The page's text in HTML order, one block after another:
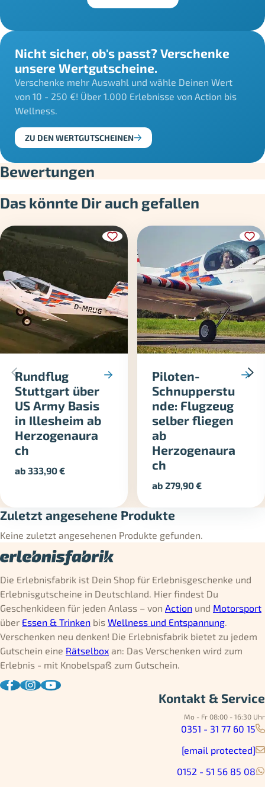
Nicht sicher, ob's passt? Verschenke
unsere Wertgutscheine.
Verschenke mehr Auswahl und wähle Deinen Wert
von 10 - 250 €! Über 1.000 Erlebnisse von Action bis
Wellness.
ZU DEN WERTGUTSCHEINEN
Bewertungen
Das könnte Dir auch gefallen
Rundflug
Stuttgart über
US Army Basis
in Illesheim ab
Herzogenaura
ch
ab333,90€
Piloten-
Schnupperstu
nde: Flugzeug
selber fliegen
ab
Herzogenaura
ch
ab279,90€
Zuletzt angesehene Produkte
Keine zuletzt angesehenen Produkte gefunden.
Die Erlebnisfabrik ist Dein Shop für Erlebnisgeschenke und
Erlebnisgutscheine in Deutschland. Hier findest Du
Geschenkideen für jeden Anlass – von Action und Motorsport
über Essen & Trinken bis Wellness und Entspannung.
Verschenken neu denken! Die Erlebnisfabrik bietet zu jedem
Gutschein eine Rätselbox an: Das Verschenken wird zum
Erlebnis - mit Knobelspaß zum Gutschein.
Kontakt & Service
Mo - Fr 08:00 - 16:30 Uhr
0351 - 31 77 60 15
[email protected]
0152 - 51 56 85 08